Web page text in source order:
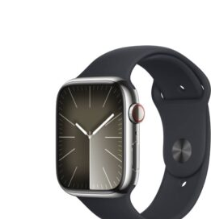
era:
1.009,00€.
è:
649,00€.